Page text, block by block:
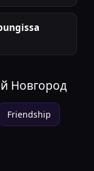
Новгород
Friendship